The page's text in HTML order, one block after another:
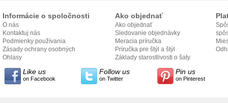
Informácie o spoločnosti
O nás
Kontaktuj nás
Podmienky používania
Zásady ochrany osobných
údajov
Ohlasy
Ako objednať
Ako objednať
Sledovanie objednávky
Meracia príručka
Príručka pre štýl a štýl
Základy starostlivosti o šaty
Like us
on Facebook
Follow us
on Twitter
Pin us
on Pinterest